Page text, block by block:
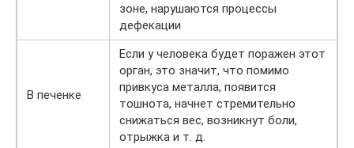
зоне, нарушаются процессы
дефекации
В печенке
Если у человека будет поражен этот
орган, это значит, что помимо
привкуса металла, появится
тошнота, начнет стремительно
снижаться вес, возникнут боли,
отрыжка и т. д.